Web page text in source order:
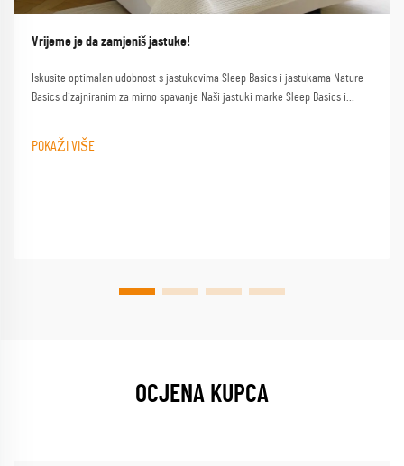
Vrijeme je da zamjeniš jastuke!
Iskusite optimalan udobnost s jastukovima Sleep Basics i jastukama Nature
Basics dizajniranim za mirno spavanje Naši jastuki marke Sleep Basics i
POKAŽI VIŠE
OCJENA KUPCA